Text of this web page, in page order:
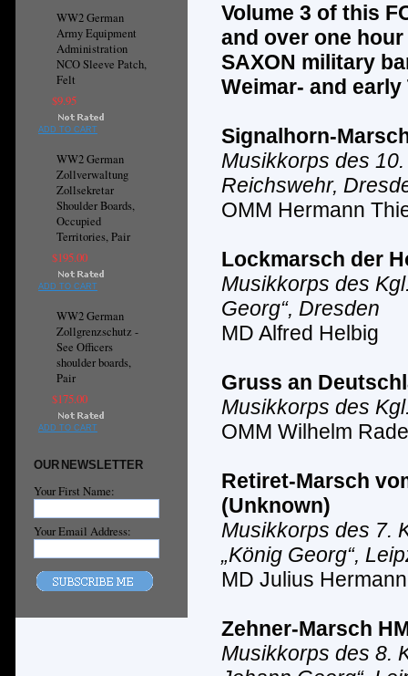
WW2 German
Army Equipment
Administration
NCO Sleeve Patch,
Felt
$9.95
ADD TO CART
WW2 German
Zollverwaltung
Zollsekretar
Shoulder Boards,
Occupied
Territories, Pair
$195.00
ADD TO CART
WW2 German
Zollgrenzschutz -
See Officers
shoulder boards,
Pair
$175.00
ADD TO CART
OUR NEWSLETTER
Your First Name:
Your Email Address:
Volume 3 of this
and over one
SAXON military
Weimar- and
Signalhorn-
Musikkorps des
Reichswehr,
OMM Hermann
Lockmarsch der
Musikkorps des
Georg“, Dresden
MD Alfred Helbig
Gruss an
Musikkorps des
OMM Wilhelm
Retiret-Marsch
(Unknown)
Musikkorps des 7.
„König Georg“,
MD Julius
Zehner-Marsch
Musikkorps des 8.